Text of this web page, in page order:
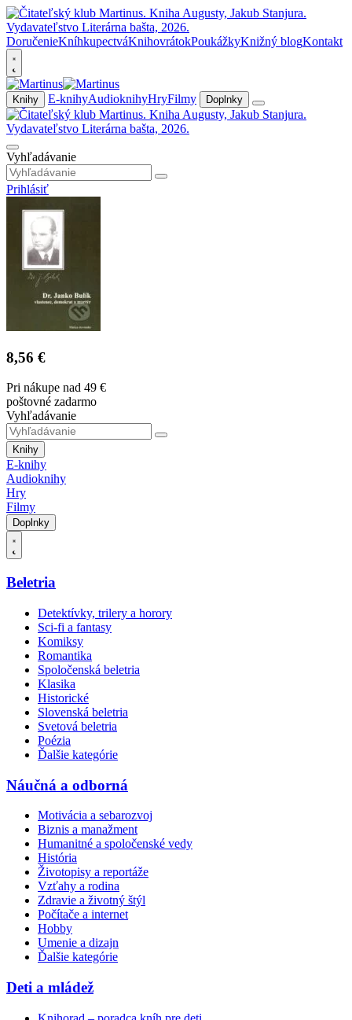
DoručenieKníhkupectváKnihovrátokPoukážkyKnižný blogKontakt
Knihy E-knihyAudioknihyHryFilmy Doplnky
Vyhľadávanie
Prihlásiť
8,56 €
Pri nákupe nad 49 €
poštovné zadarmo
Vyhľadávanie
Knihy
E-knihy
Audioknihy
Hry
Filmy
Doplnky
Beletria
Detektívky, trilery a horory
Sci-fi a fantasy
Komiksy
Romantika
Spoločenská beletria
Klasika
Historické
Slovenská beletria
Svetová beletria
Poézia
Ďalšie kategórie
Náučná a odborná
Motivácia a sebarozvoj
Biznis a manažment
Humanitné a spoločenské vedy
História
Životopisy a reportáže
Vzťahy a rodina
Zdravie a životný štýl
Počítače a internet
Hobby
Umenie a dizajn
Ďalšie kategórie
Deti a mládež